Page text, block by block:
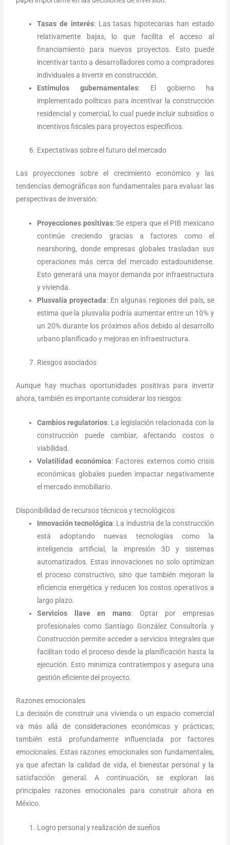
Tasas de interés: Las tasas hipotecarias han estado
relativamente bajas, lo que facilita el acceso al
financiamiento para nuevos proyectos. Esto puede
incentivar tanto a desarrolladores como a compradores
individuales a invertir en construcción.
Estímulos gubernamentales: El gobierno ha
implementado políticas para incentivar la construcción
residencial y comercial, lo cual puede incluir subsidios o
incentivos fiscales para proyectos específicos.
Expectativas sobre el futuro del mercado
Las proyecciones sobre el crecimiento económico y las
tendencias demográficas son fundamentales para evaluar las
perspectivas de inversión:
Proyecciones positivas: Se espera que el PIB mexicano
continúe creciendo gracias a factores como el
nearshoring, donde empresas globales trasladan sus
operaciones más cerca del mercado estadounidense.
Esto generará una mayor demanda por infraestructura
y vivienda.
Plusvalía proyectada: En algunas regiones del país, se
estima que la plusvalía podría aumentar entre un 10% y
un 20% durante los próximos años debido al desarrollo
urbano planificado y mejoras en infraestructura.
Riesgos asociados
Aunque hay muchas oportunidades positivas para invertir
ahora, también es importante considerar los riesgos:
Cambios regulatorios: La legislación relacionada con la
construcción puede cambiar, afectando costos o
viabilidad.
Volatilidad económica: Factores externos como crisis
económicas globales pueden impactar negativamente
el mercado inmobiliario.
Disponibilidad de recursos técnicos y tecnológicos
Innovación tecnológica: La industria de la construcción
está adoptando nuevas tecnologías como la
inteligencia artificial, la impresión 3D y sistemas
automatizados. Estas innovaciones no solo optimizan
el proceso constructivo, sino que también mejoran la
eficiencia energética y reducen los costos operativos a
largo plazo.
Servicios llave en mano: Optar por empresas
profesionales como Santiago González Consultoría y
Construcción permite acceder a servicios integrales que
facilitan todo el proceso desde la planificación hasta la
ejecución. Esto minimiza contratiempos y asegura una
gestión eficiente del proyecto.
Razones emocionales
La decisión de construir una vivienda o un espacio comercial
va más allá de consideraciones económicas y prácticas;
también está profundamente influenciada por factores
emocionales. Estas razones emocionales son fundamentales,
ya que afectan la calidad de vida, el bienestar personal y la
satisfacción general. A continuación, se exploran las
principales razones emocionales para construir ahora en
México.
Logro personal y realización de sueños